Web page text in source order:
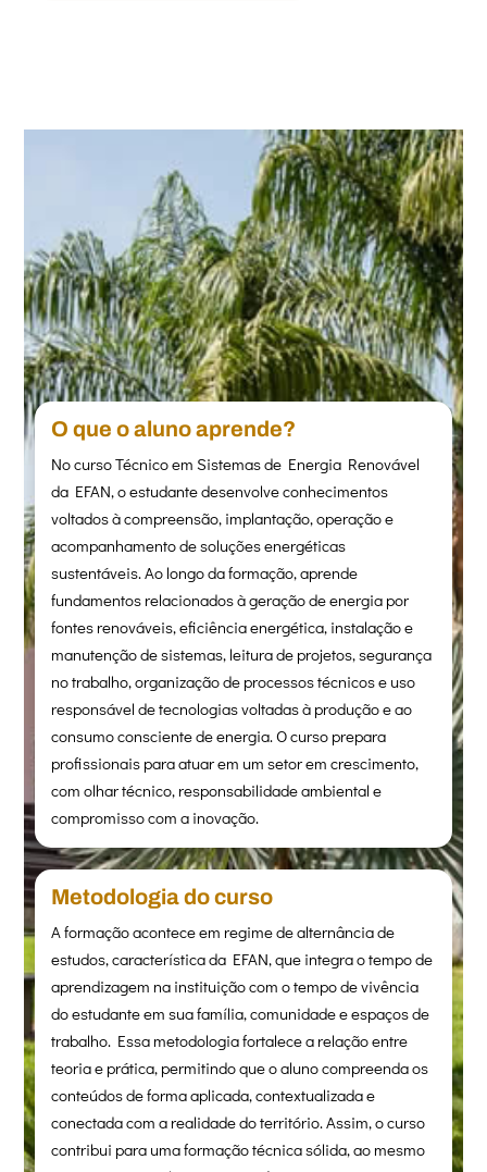
O que o aluno aprende?
No curso Técnico em Sistemas de Energia Renovável
da EFAN, o estudante desenvolve conhecimentos
voltados à compreensão, implantação, operação e
acompanhamento de soluções energéticas
sustentáveis. Ao longo da formação, aprende
fundamentos relacionados à geração de energia por
fontes renováveis, eficiência energética, instalação e
manutenção de sistemas, leitura de projetos, segurança
no trabalho, organização de processos técnicos e uso
responsável de tecnologias voltadas à produção e ao
consumo consciente de energia. O curso prepara
profissionais para atuar em um setor em crescimento,
com olhar técnico, responsabilidade ambiental e
compromisso com a inovação.
Metodologia do curso
A formação acontece em regime de alternância de
estudos, característica da EFAN, que integra o tempo de
aprendizagem na instituição com o tempo de vivência
do estudante em sua família, comunidade e espaços de
trabalho. Essa metodologia fortalece a relação entre
teoria e prática, permitindo que o aluno compreenda os
conteúdos de forma aplicada, contextualizada e
conectada com a realidade do território. Assim, o curso
contribui para uma formação técnica sólida, ao mesmo